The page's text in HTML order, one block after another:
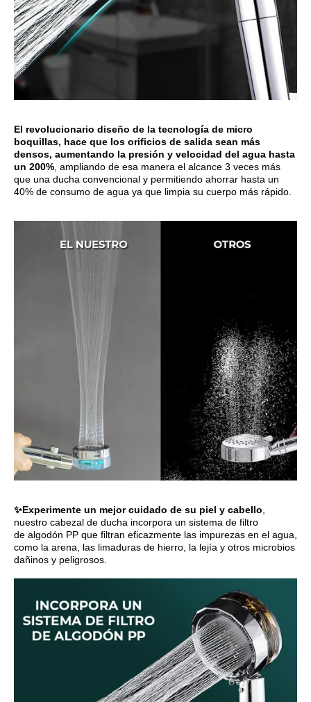
El revolucionario diseño de la tecnología de micro
boquillas, hace que los orificios de salida sean más
densos, aumentando la presión y velocidad del agua hasta
un 200% , ampliando de esa manera el alcance 3 veces más
que una ducha convencional y permitiendo ahorrar hasta un
40% de consumo de agua ya que limpia su cuerpo más rápido.
✨Experimente un mejor cuidado de su piel y cabello
nuestro cabezal de ducha incorpora un sistema de filtro
de algodón PP que filtran eficazmente las impurezas en el agua,
como la arena, las limaduras de hierro, la lejía y otros microbios
dañinos y peligrosos.